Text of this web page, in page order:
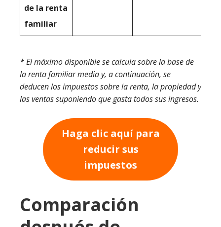
de la renta
familiar
* El máximo disponible se calcula sobre la base de
la renta familiar media y, a continuación, se
deducen los impuestos sobre la renta, la propiedad y
las ventas suponiendo que gasta todos sus ingresos.
Haga clic aquí para
reducir sus
impuestos
Comparación